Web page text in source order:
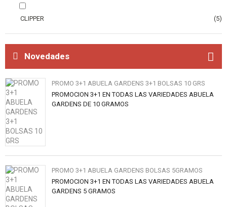
CLIPPER (5)
Novedades
PROMO 3+1 ABUELA GARDENS 3+1 BOLSAS 10 GRS
PROMOCION 3+1 EN TODAS LAS VARIEDADES ABUELA
GARDENS DE 10 GRAMOS
PROMO 3+1 ABUELA GARDENS BOLSAS 5GRAMOS
PROMOCION 3+1 EN TODAS LAS VARIEDADES ABUELA
GARDENS 5 GRAMOS